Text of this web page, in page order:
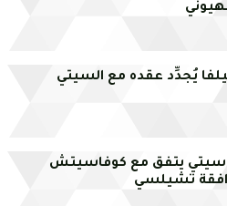
يُجدِّد عقده مع السيتي
يتفق مع كوفاسيتش
تشيلسي